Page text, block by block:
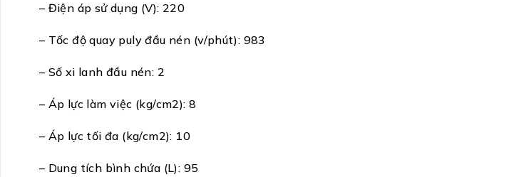
– Điện áp sử dụng (V): 220
– Tốc độ quay puly đầu nén (v/phút): 983
– Số xi lanh đầu nén: 2
– Áp lực làm việc (kg/cm2): 8
– Áp lực tối đa (kg/cm2): 10
– Dung tích bình chứa (L): 95